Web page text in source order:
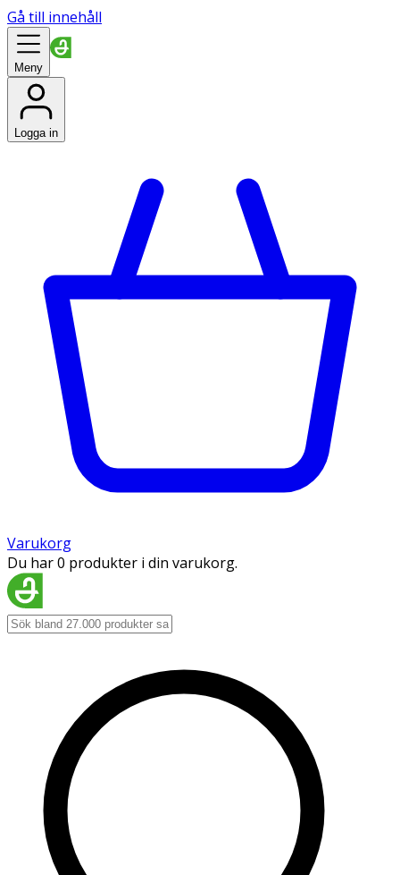
Gå till innehåll
Meny
Logga in
Varukorg
Du har 0 produkter i din varukorg.